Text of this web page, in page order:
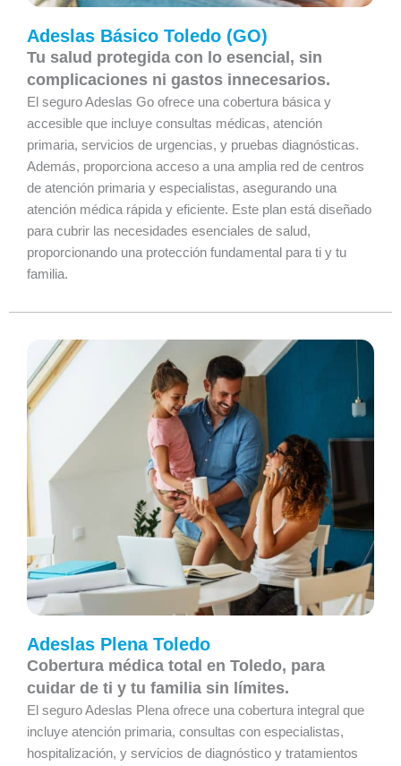
Adeslas Básico Toledo (GO)
Tu salud protegida con lo esencial, sin
complicaciones ni gastos innecesarios.
El seguro Adeslas Go ofrece una cobertura básica y
accesible que incluye consultas médicas, atención
primaria, servicios de urgencias, y pruebas diagnósticas.
Además, proporciona acceso a una amplia red de centros
de atención primaria y especialistas, asegurando una
atención médica rápida y eficiente. Este plan está diseñado
para cubrir las necesidades esenciales de salud,
proporcionando una protección fundamental para ti y tu
familia.
Adeslas Plena Toledo
Cobertura médica total en Toledo, para
cuidar de ti y tu familia sin límites.
El seguro Adeslas Plena ofrece una cobertura integral que
incluye atención primaria, consultas con especialistas,
hospitalización, y servicios de diagnóstico y tratamientos